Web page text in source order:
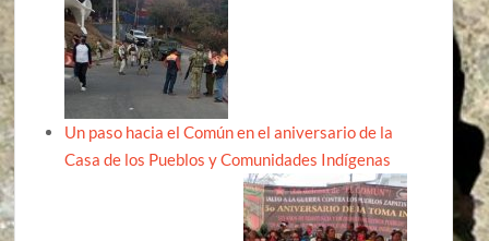
Un paso hacia el Común en el aniversario de la
Casa de los Pueblos y Comunidades Indígenas